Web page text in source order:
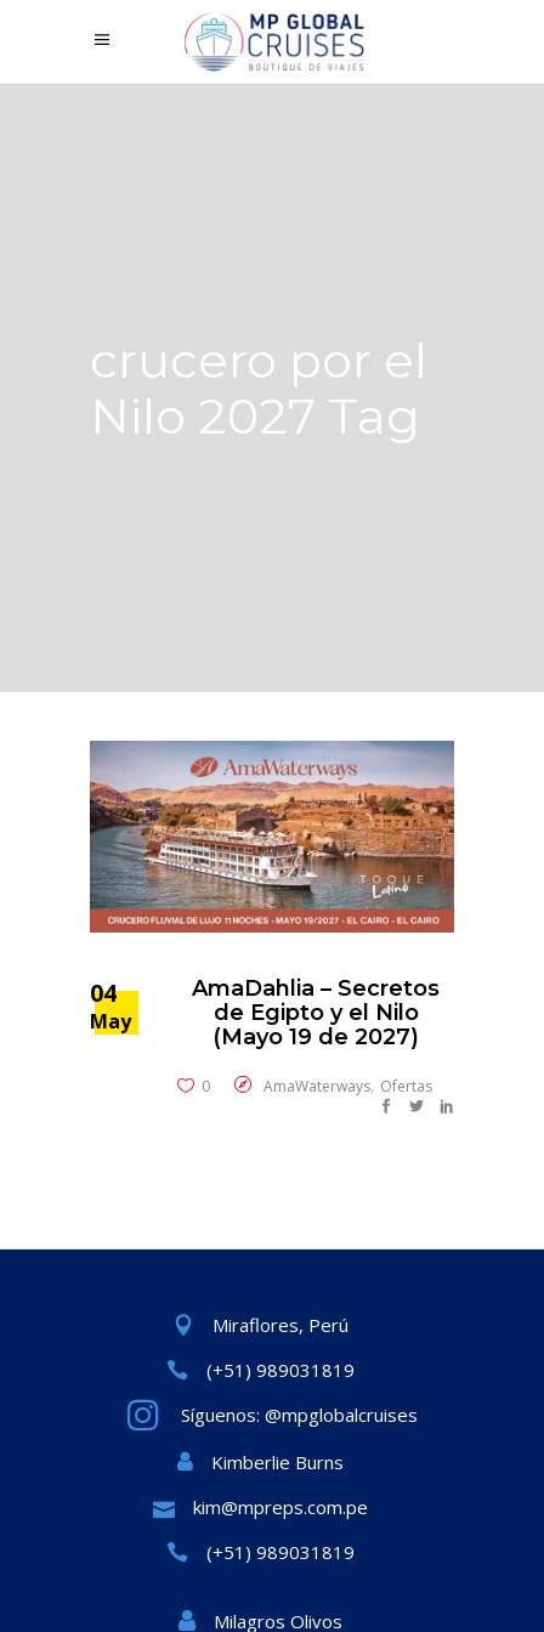
crucero por el
Nilo 2027 Tag
04
May
AmaDahlia – Secretos
de Egipto y el Nilo
(Mayo 19 de 2027)
0 AmaWaterways, Ofertas
Miraflores, Perú
(+51) 989031819
Síguenos: @mpglobalcruises
Kimberlie Burns
kim@mpreps.com.pe
(+51) 989031819
Milagros Olivos